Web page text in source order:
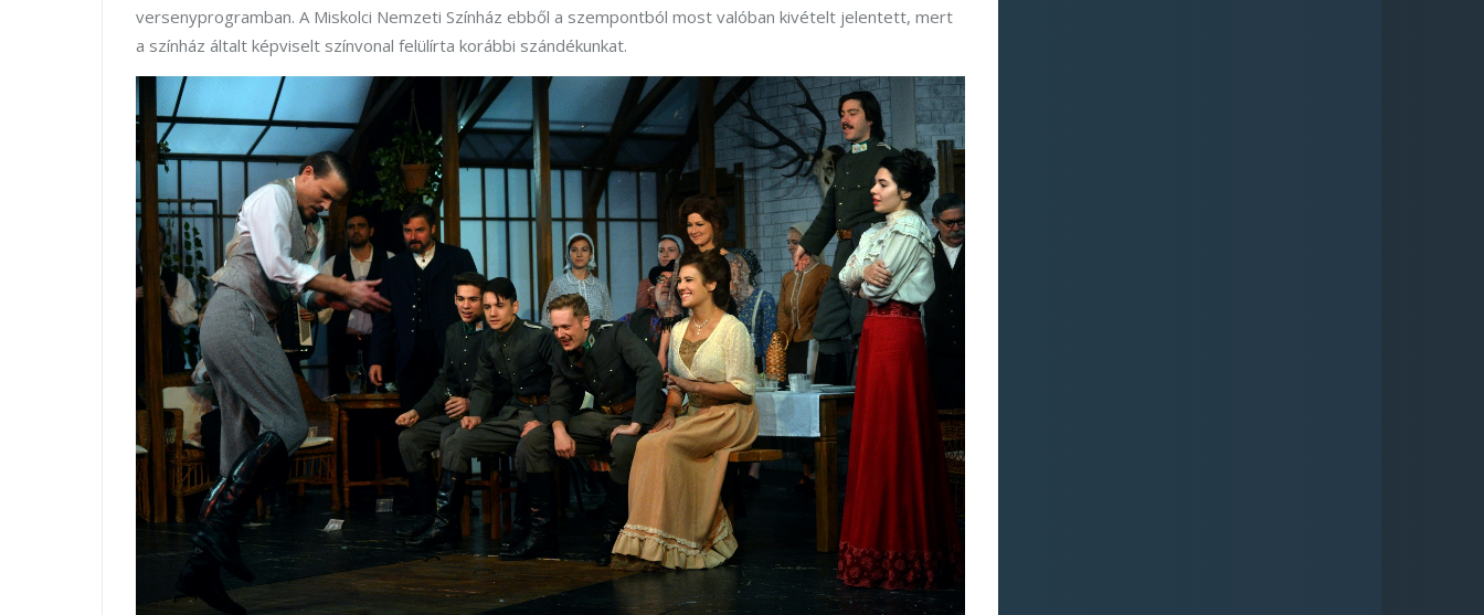
versenyprogramban. A Miskolci Nemzeti Színház ebből a szempontból most valóban kivételt jelentett, mert
a színház általt képviselt színvonal felülírta korábbi szándékunkat.